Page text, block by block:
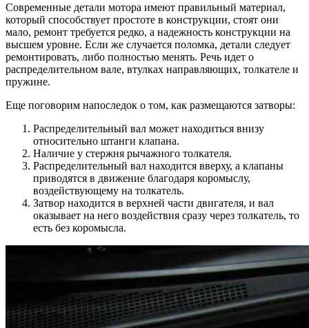
Современные детали мотора имеют правильный материал,
который способствует простоте в конструкции, стоят они
мало, ремонт требуется редко, а надежность конструкции на
высшем уровне. Если же случается поломка, детали следует
ремонтировать, либо полностью менять. Речь идет о
распределительном вале, втулках направляющих, толкателе и
пружине.
Еще поговорим напоследок о том, как размещаются затворы:
Распределительный вал может находиться внизу
относительно штанги клапана.
Наличие у стержня рычажного толкателя.
Распределительный вал находится вверху, а клапаны
приводятся в движение благодаря коромыслу,
воздействующему на толкатель.
Затвор находится в верхней части двигателя, и вал
оказывает на него воздействия сразу через толкатель, то
есть без коромысла.